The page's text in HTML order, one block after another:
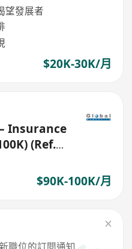
望發展者
$20K-30K/月
Insurance
(Ref.
$90K-100K/月